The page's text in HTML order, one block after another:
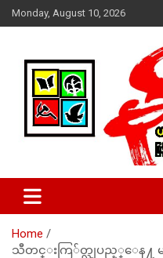
Skip
to
Monday, August 10, 2026
MoeMaKa
Media
ယ္ေရး – အမွတ္ ၂၅၄၊ ပထပ္၊
(ဖုုံး – ၀၉ ၂၅၂ ၂၄၉ ၀၉၄ ၊
ဇာေစ်းသစ္ ။ ၀၉ ၇၈၆၈၃၇ ၃
Home
သီတင္းကြ်တ္လျပည့္ေန႔ မ